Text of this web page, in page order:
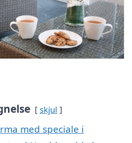
skjul
med speciale i